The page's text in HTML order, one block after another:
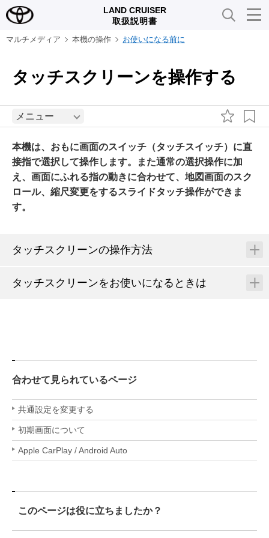
LAND CRUISER
取扱説明書
マルチメディア 本機の操作 お使いになる前に
タッチスクリーンを操作する
メニュー
本機は、おもに画面のスイッチ（タッチスイッチ）に直
接指で選択して操作します。また通常の選択操作に加
え、画面にふれる指の動きに合わせて、地図画面のスク
ロール、縮尺変更をするスライドタッチ操作ができま
す。
タッチスクリーンの操作方法
タッチスクリーンをお使いになるときは
合わせて見られているページ
共通設定を変更する
初期画面について
Apple CarPlay / Android Auto
このページは役に立ちましたか？